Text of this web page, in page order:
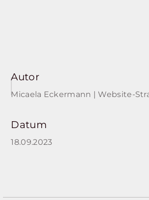
Autor
Micaela Eckermann | Website-
Datum
18.09.2023